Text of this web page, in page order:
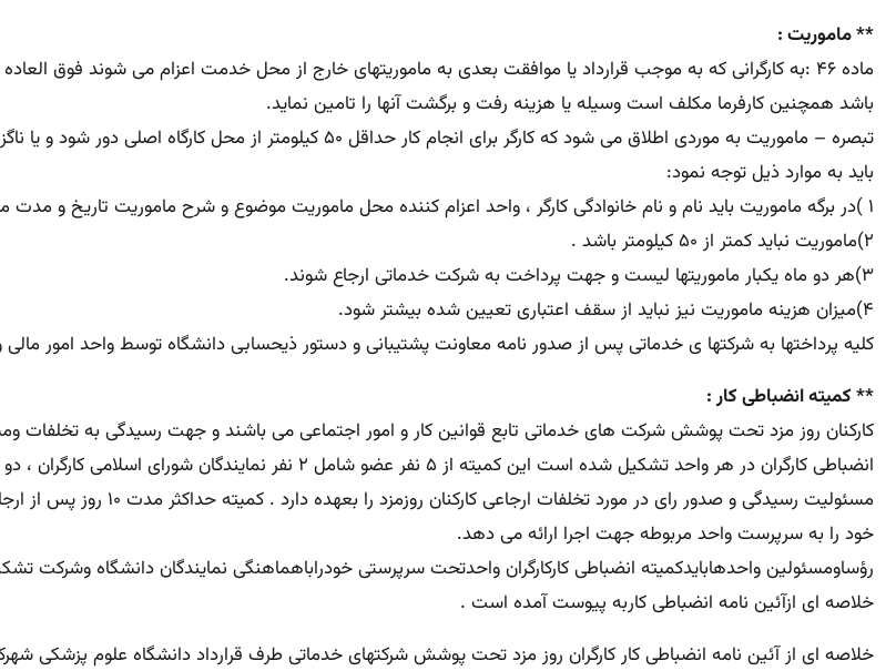
** ماموریت :
ماده ۴۶ :به کارگرانی که به موجب قرارداد یا موافقت بعدی به ماموریتهای خارج از محل خدمت اعزام می شوند فوق
باشد همچنین کارفرما مکلف است وسیله یا هزینه رفت و برگشت آنها را تامین نماید.
تبصره – ماموریت به موردی اطلاق می شود که کارگر برای انجام کار
باید به موارد ذیل توجه نمود:
۱ )در برگه ماموریت باید نام و نام خانوادگی کارگر ، واحد اعزام کننده محل ماموریت موضوع و شرح ماموریت تاریخ و مدت ماموریت بطور دقیق نوشته و به تائید مسئولین مربوطه برسد.
۲)ماموریت نباید کمتر از ۵۰ کیلومتر باشد .
۳)هر دو ماه یکبار ماموریتها لیست و جهت پرداخت به شرکت خدماتی ارجاع شوند.
۴)میزان هزینه ماموریت نیز نباید از سقف اعتباری تعیین شده بیشتر شود.
کلیه پرداختها به شرکتها ی خدماتی پس از صدور نامه معاونت پشتیبانی و دستور ذیحسابی دانشگاه توسط واحد امور
** کمیته انضباطی کار :
کارکنان روز مزد تحت پوشش شرکت های خدماتی تابع قوانین کار و امور اجتماعی می باشند و جهت رسیدگی به تخلفات
انضباطی کارگران در هر واحد تشکیل شده است این کمیته از ۵ نفر
مسئولیت رسیدگی و صدور رای
خود را به سرپرست واحد مربوطه جهت اجرا ارائه می دهد.
رؤساومسئولین واحدهابایدکمیته انضباطی کارکارگران واحدتحت سرپرستی خودراباهماهنگی نمایندگان دانشگاه وشرکت
خلاصه ای ازآئین نامه انضباطی کاربه پیوست آمده است .
خلاصه ای از آئین نامه انضباطی کار کارگران روز مزد تحت پوشش شرکتهای خدماتی طرف قرارداد دانشگاه علوم پزشکی